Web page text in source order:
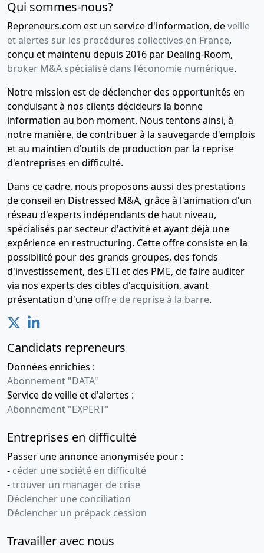
Qui sommes-nous?
Repreneurs.com est un service d'information, deveille
et alertes sur les procédures collectives en France,
conçu et maintenu depuis 2016 par Dealing-Room,
broker M&A spécialisé dans l'économie numérique.
Notre mission est de déclencher des opportunités en
conduisant à nos clients décideurs la bonne
information au bon moment. Nous tentons ainsi, à
notre manière, de contribuer à la sauvegarde d'emplois
et au maintien d'outils de production par la reprise
d'entreprises en difficulté.
Dans ce cadre, nous proposons aussi des prestations
de conseil en Distressed M&A, grâce à l'animation d'un
réseau d'experts indépendants de haut niveau,
spécialisés par secteur d'activité et ayant déjà une
expérience en restructuring. Cette offre consiste en la
possibilité pour des grands groupes, des fonds
d'investissement, des ETI et des PME, de faire auditer
via nos experts des cibles d'acquisition, avant
présentation d'une offre de reprise à la barre.
Candidats repreneurs
Données enrichies :
Abonnement "DATA"
Service de veille et d'alertes :
Abonnement "EXPERT"
Entreprises en difficulté
Passer une annonce anonymisée pour :
- céder une société en difficulté
-trouver un manager de crise
Déclencher une conciliation
Déclencher un prépack cession
Travailler avec nous